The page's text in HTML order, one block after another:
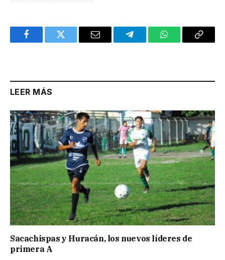
FacebookTwitter Email TelegramWhatsAppCopy
LEER MÁS
Sacachispas y Huracán, los nuevos líderes de
primera A